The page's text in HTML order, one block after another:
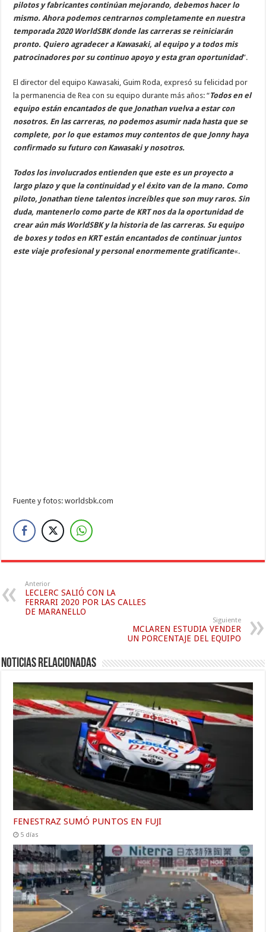
pilotos y fabricantes continúan mejorando, debemos hacer lo
mismo. Ahora podemos centrarnos completamente en nuestra
temporada 2020 WorldSBK donde las carreras se reiniciarán
pronto. Quiero agradecer a Kawasaki, al equipo y a todos mis
patrocinadores por su continuo apoyo y esta gran oportunidad”.
El director del equipo Kawasaki, Guim Roda, expresó su felicidad por
la permanencia de Rea con su equipo durante más años: “Todos en el
equipo están encantados de que Jonathan vuelva a estar con
nosotros. En las carreras, no podemos asumir nada hasta que se
complete, por lo que estamos muy contentos de que Jonny haya
confirmado su futuro con Kawasaki y nosotros.
Todos los involucrados entienden que este es un proyecto a
largo plazo y que la continuidad y el éxito van de la mano. Como
piloto, Jonathan tiene talentos increíbles que son muy raros. Sin
duda, mantenerlo como parte de KRT nos da la oportunidad de
crear aún más WorldSBK y la historia de las carreras. Su equipo
de boxes y todos en KRT están encantados de continuar juntos
este viaje profesional y personal enormemente gratificante«.
Fuente y fotos: worldsbk.com
Anterior
LECLERC SALIÓ CON LA
FERRARI 2020 POR LAS CALLES
DE MARANELLO
Siguiente
MCLAREN ESTUDIA VENDER
UN PORCENTAJE DEL EQUIPO
Noticias relacionadas
FENESTRAZ SUMÓ PUNTOS EN FUJI
5 días